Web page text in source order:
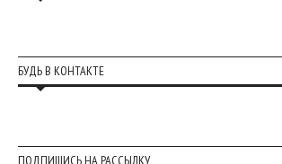
БУДЬ В КОНТАКТЕ
ПОДПИШИСЬ НА РАССЫЛКУ